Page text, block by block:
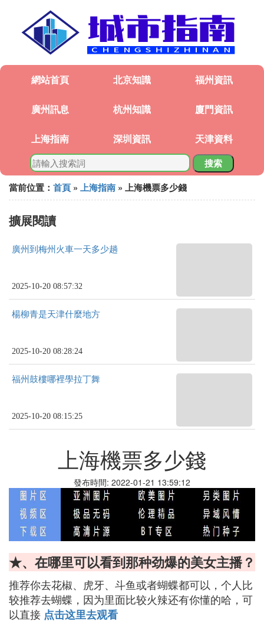
網站首頁 北京知識 福州資訊
廣州訊息 杭州知識 廈門資訊
上海指南 深圳資訊 天津資料
搜索
當前位置： 首頁 » 上海指南 » 上海機票多少錢
擴展閱讀
廣州到梅州火車一天多少趟
2025-10-20 08:57:32
楊柳青是天津什麼地方
2025-10-20 08:28:24
福州鼓樓哪裡學拉丁舞
2025-10-20 08:15:25
上海機票多少錢
發布時間: 2022-01-21 13:59:12
★、在哪里可以看到那种劲爆的美女主播？
推荐你去花椒、虎牙、斗鱼或者蝴蝶都可以，个人比
较推荐去蝴蝶，因为里面比较火辣还有你懂的哈，可
以直接 点击这里去观看